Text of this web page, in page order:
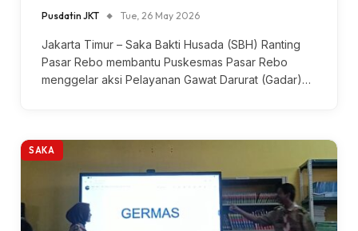
Pusdatin JKT Tue, 26 May 2026
Jakarta Timur – Saka Bakti Husada (SBH) Ranting
Pasar Rebo membantu Puskesmas Pasar Rebo
menggelar aksi Pelayanan Gawat Darurat (Gadar)…
SAKA